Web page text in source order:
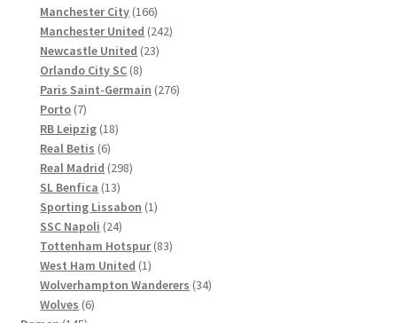
Produkte
Manchester City 166166
Produkte
Manchester United 242242
Newcastle United 2323
Orlando City SC 88
Produkte
Paris Saint-Germain 276276
Porto 77
Produkte
RB Leipzig 1818
Real Betis 66
Produkte
Real Madrid 298298
SL Benfica 1313
Produkte
Sporting Lissabon 11
SSC Napoli 2424
Produkte
Tottenham Hotspur 8383
West Ham United 11
Produkt
Wolverhampton Wanderers 3434
Wolves 66